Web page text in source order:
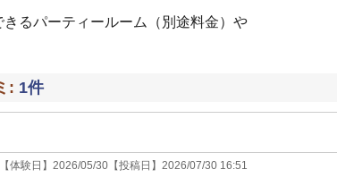
るパーティールーム（別途料金）や
: 1件
体験日】 2026/05/30 【投稿日】 2026/07/30 16:51